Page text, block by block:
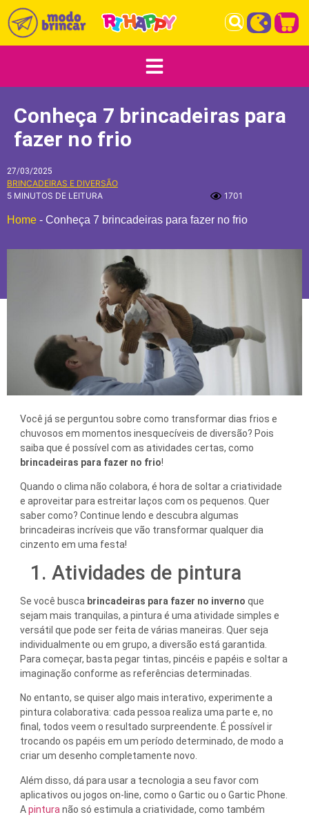
Conheça 7 brincadeiras para
fazer no frio
27/03/2025
BRINCADEIRAS E DIVERSÃO
5 MINUTOS DE LEITURA
1701
Home - Conheça 7 brincadeiras para fazer no frio
Você já se perguntou sobre como transformar dias frios e
chuvosos em momentos inesquecíveis de diversão? Pois
saiba que é possível com as atividades certas, como
brincadeiras para fazer no frio!
Quando o clima não colabora, é hora de soltar a criatividade
e aproveitar para estreitar laços com os pequenos. Quer
saber como? Continue lendo e descubra algumas
brincadeiras incríveis que vão transformar qualquer dia
cinzento em uma festa!
1. Atividades de pintura
Se você busca brincadeiras para fazer no inverno que
sejam mais tranquilas, a pintura é uma atividade simples e
versátil que pode ser feita de várias maneiras. Quer seja
individualmente ou em grupo, a diversão está garantida.
Para começar, basta pegar tintas, pincéis e papéis e soltar a
imaginação conforme as referências determinadas.
No entanto, se quiser algo mais interativo, experimente a
pintura colaborativa: cada pessoa realiza uma parte e, no
final, todos veem o resultado surpreendente. É possível ir
trocando os papéis em um período determinado, de modo a
criar um desenho completamente novo.
Além disso, dá para usar a tecnologia a seu favor com
aplicativos ou jogos on-line, como o Gartic ou o Gartic Phone.
Apintura não só estimula a criatividade, como também